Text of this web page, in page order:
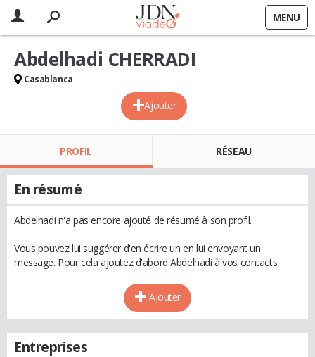
MENU
Ajouter
Abdelhadi CHERRADI
Casablanca
PROFIL RÉSEAU
En résumé
Abdelhadi n'a pas encore ajouté de résumé à son profil.
Vous pouvez lui suggérer d'en écrire un en lui envoyant un
message. Pour cela ajoutez d'abord Abdelhadi à vos contacts.
Ajouter
Entreprises